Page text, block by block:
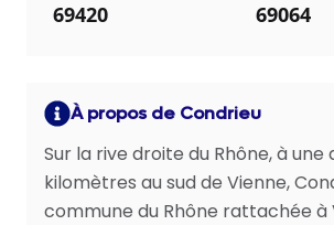
69420 69064
À propos de Condrieu
Sur la rive droite du Rhône, à une
kilomètres au sud de Vienne,
commune du Rhône rattachée à